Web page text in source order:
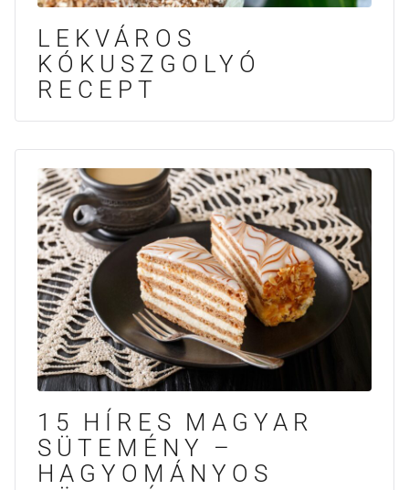
LEKVÁROS
KÓKUSZGOLYÓ
RECEPT
15 HÍRES MAGYAR
SÜTEMÉNY –
HAGYOMÁNYOS